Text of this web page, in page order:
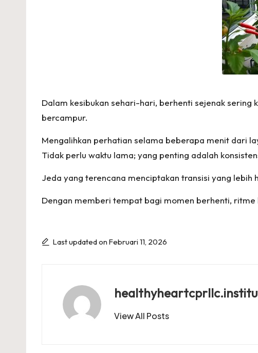
Dalam kesibukan sehari-hari, berhenti sejenak
bercampur.
Mengalihkan perhatian selama beberapa menit dari
Tidak perlu waktu lama; yang penting adalah
Jeda yang terencana menciptakan transisi yang
Dengan memberi tempat bagi momen berhenti,
Last updated on Februari 11, 2026
View All Posts